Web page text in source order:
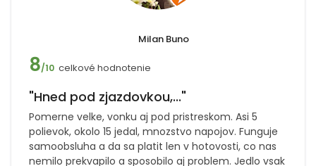
Milan Buno
8/10 celkové hodnotenie
"Hned pod zjazdovkou,..."
Pomerne velke, vonku aj pod pristreskom. Asi 5
polievok, okolo 15 jedal, mnozstvo napojov. Funguje
samoobsluha a da sa platit len v hotovosti, co nas
nemilo prekvapilo a sposobilo aj problem. Jedlo vsak